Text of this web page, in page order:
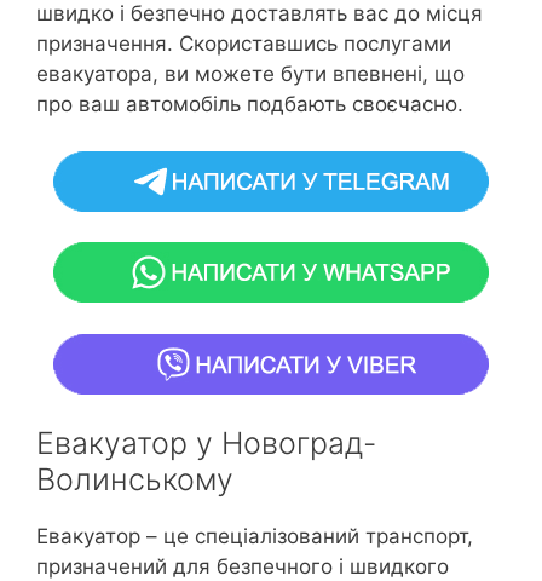
швидко і безпечно доставлять вас до місця
призначення. Скориставшись послугами
евакуатора, ви можете бути впевнені, що
про ваш автомобіль подбають своєчасно.
Евакуатор у Новоград-
Волинському
Евакуатор – це спеціалізований транспорт,
призначений для безпечного і швидкого